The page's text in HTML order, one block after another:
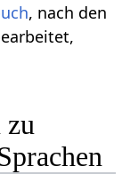
, nach den
zu